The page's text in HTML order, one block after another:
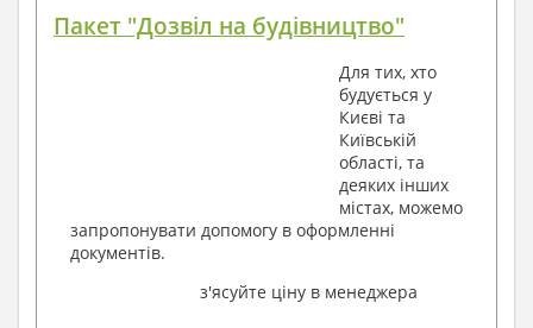
Пакет "Дозвіл на будівництво"
Для тих, хто
будується у
Києві та
Київській
області, та
деяких інших
містах, можемо
запропонувати допомогу в оформленні
документів.
з'ясуйте ціну в менеджера